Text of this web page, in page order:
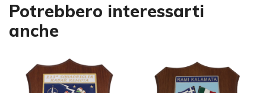
Potrebbero interessarti
anche